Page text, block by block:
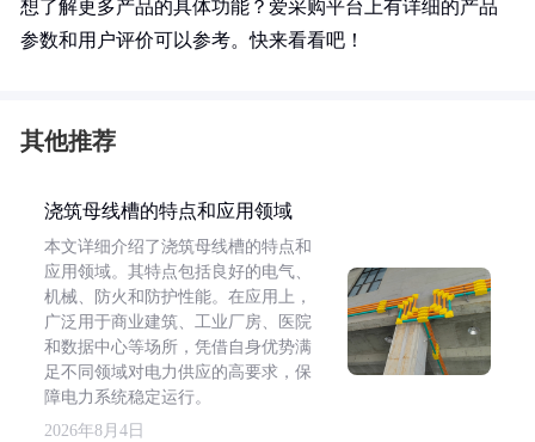
想了解更多产品的具体功能？爱采购平台上有详细的产品
参数和用户评价可以参考。快来看看吧！
其他推荐
浇筑母线槽的特点和应用领域
本文详细介绍了浇筑母线槽的特点和
应用领域。其特点包括良好的电气、
机械、防火和防护性能。在应用上，
广泛用于商业建筑、工业厂房、医院
和数据中心等场所，凭借自身优势满
足不同领域对电力供应的高要求，保
障电力系统稳定运行。
2026年8月4日